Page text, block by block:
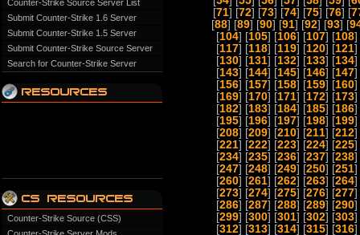
Counter-Strike Source Server List
Submit Counter-Strike 1.6 Server
Submit Counter-Strike 1.5 Server
Submit Counter-Strike Source Server
Search for Counter-Strike Server
Counter-Strike Source (CSS)
[71] [72] [73] [74] [75] [76] [
[88] [89] [90] [91] [92] [93] [
[104] [105] [106] [107] [108]
[117] [118] [119] [120] [121]
[130] [131] [132] [133] [134]
[143] [144] [145] [146] [147]
[156] [157] [158] [159] [160]
[169] [170] [171] [172] [173]
[182] [183] [184] [185] [186]
[195] [196] [197] [198] [199]
[208] [209] [210] [211] [212]
[221] [222] [223] [224] [225]
[234] [235] [236] [237] [238]
[247] [248] [249] [250] [251]
[260] [261] [262] [263] [264]
[273] [274] [275] [276] [277]
[286] [287] [288] [289] [290]
[299] [300] [301] [302] [303]
[312] [313] [314] [315] [316]